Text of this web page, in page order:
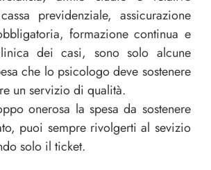
previdenziale, assicurazione
formazione continua e
dei casi, sono solo alcune
che lo psicologo deve sostenere
un servizio di qualità.
onerosa la spesa da sostenere
puoi sempre rivolgerti al sevizio
solo il ticket.